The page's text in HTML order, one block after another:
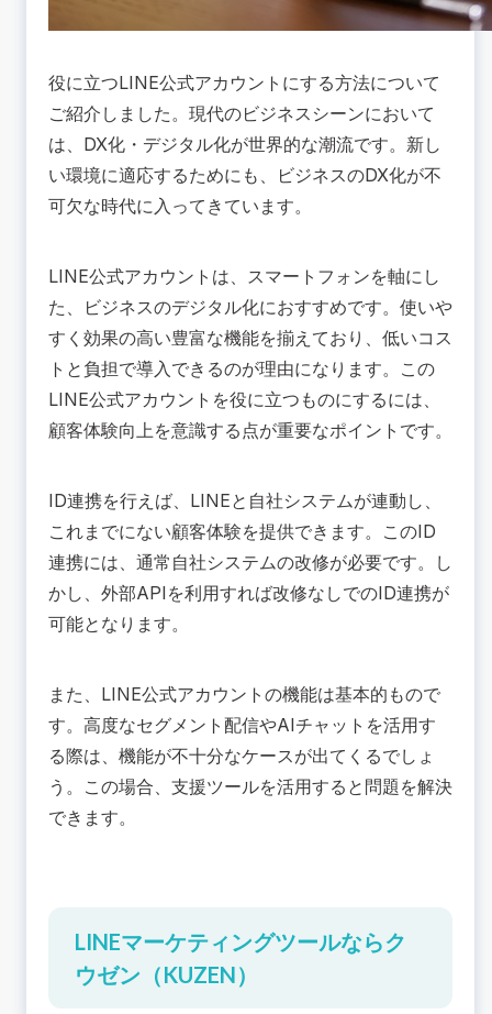
役に立つLINE公式アカウントにする方法について
ご紹介しました。現代のビジネスシーンにおいて
は、DX化・デジタル化が世界的な潮流です。新し
い環境に適応するためにも、ビジネスのDX化が不
可欠な時代に入ってきています。
LINE公式アカウントは、スマートフォンを軸にし
た、ビジネスのデジタル化におすすめです。使いや
すく効果の高い豊富な機能を揃えており、低いコス
トと負担で導入できるのが理由になります。この
LINE公式アカウントを役に立つものにするには、
顧客体験向上を意識する点が重要なポイントです。
ID連携を行えば、LINEと自社システムが連動し、
これまでにない顧客体験を提供できます。このID
連携には、通常自社システムの改修が必要です。し
かし、外部APIを利用すれば改修なしでのID連携が
可能となります。
また、LINE公式アカウントの機能は基本的もので
す。高度なセグメント配信やAIチャットを活用す
る際は、機能が不十分なケースが出てくるでしょ
う。この場合、支援ツールを活用すると問題を解決
できます。
LINEマーケティングツールならク
ウゼン（KUZEN）